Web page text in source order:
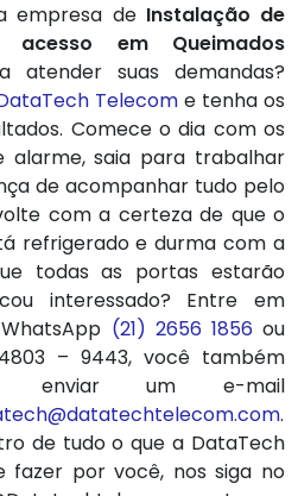
empresa de Instalação de
em Queimados
atender suas demandas?
Telecom e tenha os
Comece o dia com os
alarme, saia para trabalhar
de acompanhar tudo pelo
com a certeza de que o
refrigerado e durma com a
todas as portas estarão
interessado? Entre em
(21) 2656 1856 ou
– 9443, você também
enviar um e-mail
.
de tudo o que a DataTech
fazer por você, nos siga no